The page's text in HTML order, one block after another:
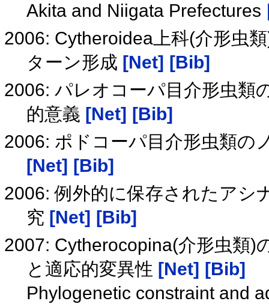
Akita and Niigata Prefectures
2006: Cytheroidea上科(介形虫
ターン形成 [Net] [Bib]
2006: パレオコーパ目介形虫類
的意義 [Net] [Bib]
2006: ポドコーパ目介形虫類の
[Net] [Bib]
2006: 例外的に保存されたアシ
究 [Net] [Bib]
2007: Cytherocopina(介形虫類)
と適応的変異性 [Net] [Bib]
Phylogenetic constraint and